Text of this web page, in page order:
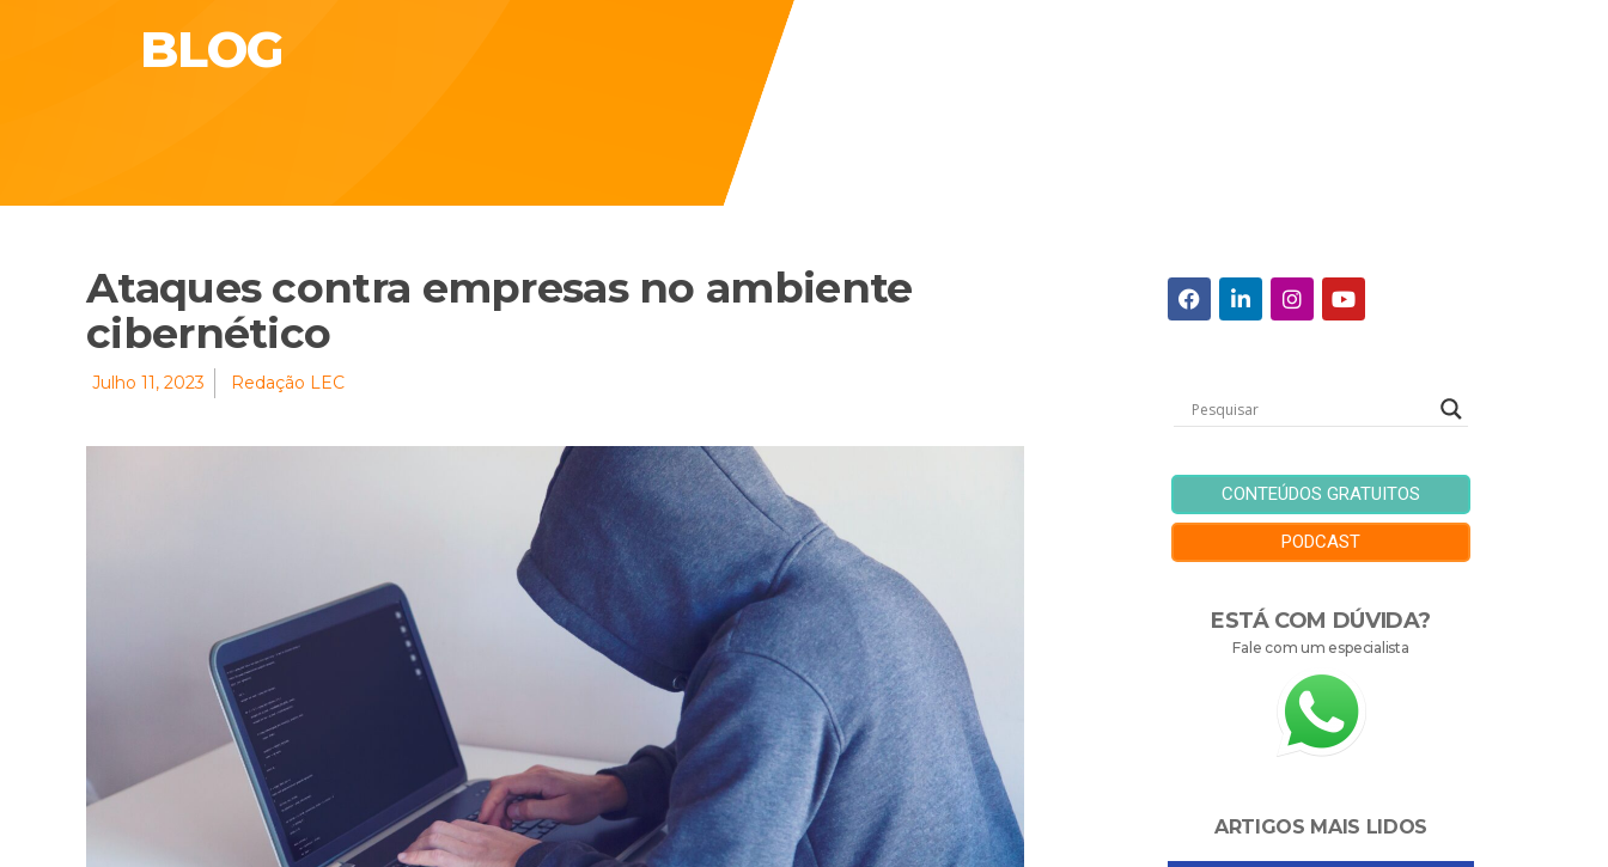
BLOG
Ataques contra empresas no ambiente
cibernético
Julho 11, 2023 Redação LEC
CONTEÚDOS GRATUITOS
PODCAST
ESTÁ COM DÚVIDA?
Fale com um especialista
ARTIGOS MAIS LIDOS